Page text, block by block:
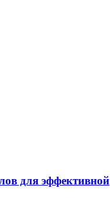
для эффективной